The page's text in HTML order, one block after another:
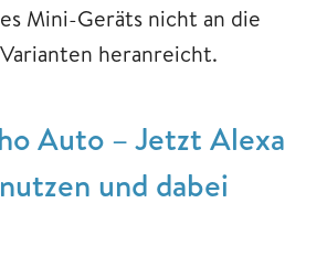
Mini-Geräts nicht an die
heranreicht.
Auto – Jetzt Alexa
und dabei